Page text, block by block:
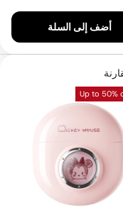
أضف إلى السلة
Up to 50%